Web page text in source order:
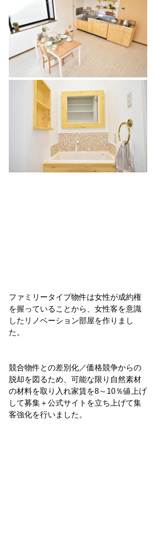
ファミリータイプ物件は女性が成約権
を握っていることから、女性客を意識
したリノベーション部屋を作りまし
た。
競合物件との差別化／価格競争からの
脱却を図るため、可能な限り自然素材
の材料を取り入れ家賃を8～10％値上げ
して募集＋公式サイトを立ち上げて集
客強化を行いました。